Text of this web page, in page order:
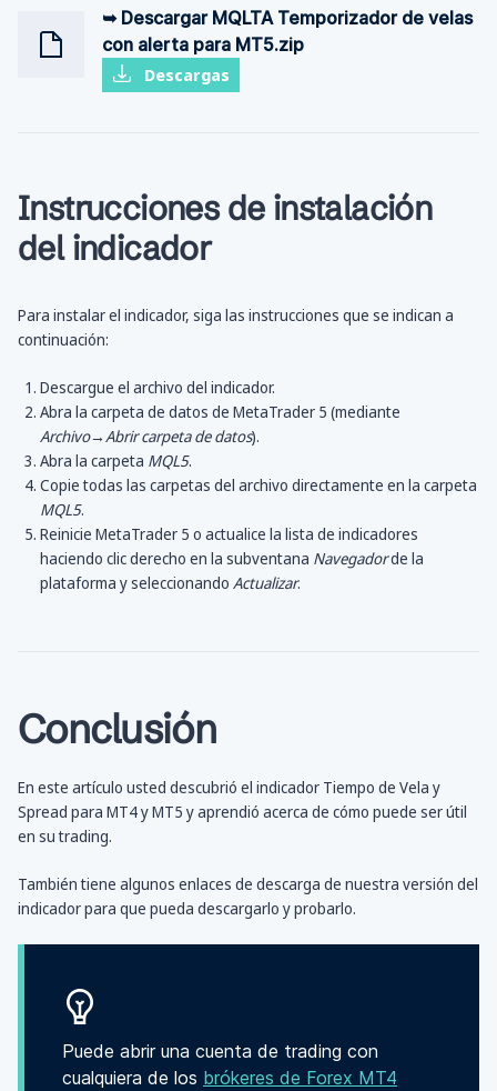
➥ Descargar MQLTA Temporizador de velas
con alerta para MT5.zip
Descargas
Instrucciones de instalación
del indicador
Para instalar el indicador, siga las instrucciones que se indican a
continuación:
Descargue el archivo del indicador.
Abra la carpeta de datos de MetaTrader 5 (mediante
Archivo→Abrir carpeta de datos).
Abra la carpeta MQL5.
Copie todas las carpetas del archivo directamente en la carpeta
MQL5.
Reinicie MetaTrader 5 o actualice la lista de indicadores
haciendo clic derecho en la subventana Navegadorde la
plataforma y seleccionando Actualizar.
Conclusión
En este artículo usted descubrió el indicador Tiempo de Vela y
Spread para MT4 y MT5 y aprendió acerca de cómo puede ser útil
en su trading.
También tiene algunos enlaces de descarga de nuestra versión del
indicador para que pueda descargarlo y probarlo.
Puede abrir una cuenta de trading con
cualquiera de los brókeres de Forex MT4